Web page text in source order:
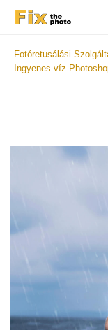
Fotóretusálási
Ingyenes víz